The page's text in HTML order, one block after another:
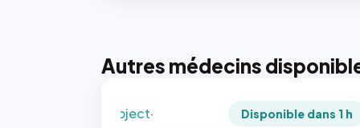
Autres médecins
photo est
recadrée
`object-
Disponible dans 1 h